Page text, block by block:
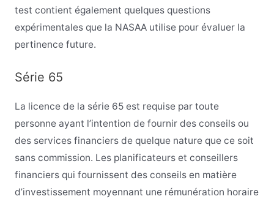
test contient également quelques questions
expérimentales que la NASAA utilise pour évaluer la
pertinence future.
Série 65
La licence de la série 65 est requise par toute
personne ayant l’intention de fournir des conseils ou
des services financiers de quelque nature que ce soit
sans commission. Les planificateurs et conseillers
financiers qui fournissent des conseils en matière
d’investissement moyennant une rémunération horaire